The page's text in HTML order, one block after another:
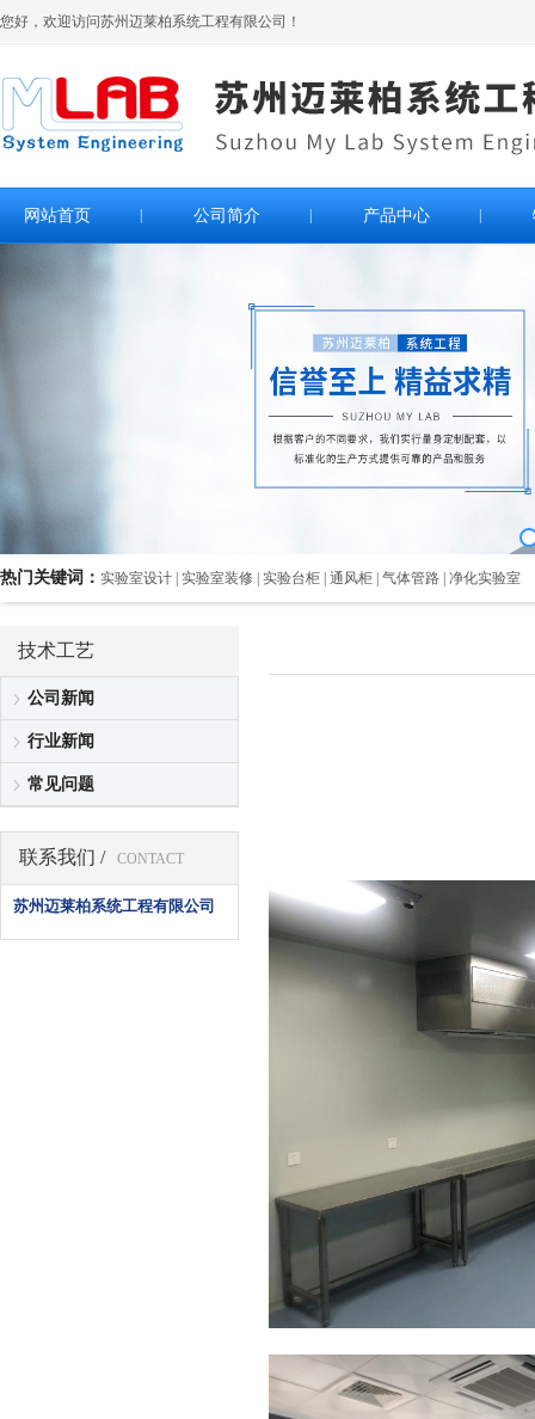
您好，欢迎访问苏州迈莱柏系统工程有限公司！
网站首页 公司简介 产品中心
热门关键词： 实验室设计 | 实验室装修 | 实验台柜 | 通风柜 | 气体管路 | 净化实验室
技术工艺
公司新闻
行业新闻
常见问题
联系我们 / CONTACT
苏州迈莱柏系统工程有限公司